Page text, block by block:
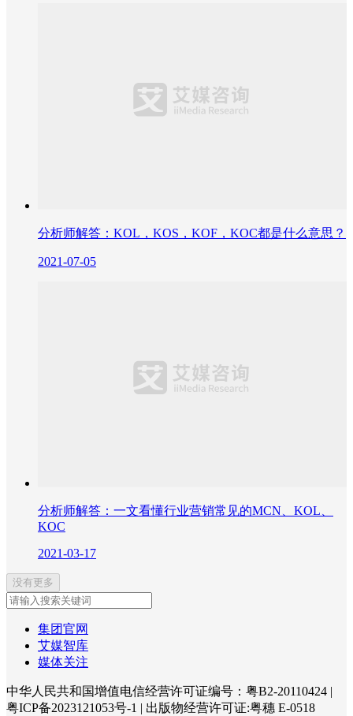
分析师解答：KOL，KOS，KOF，KOC都是什么意思？
2021-07-05
分析师解答：一文看懂行业营销常见的MCN、KOL、
KOC
2021-03-17
没有更多
集团官网
艾媒智库
媒体关注
中华人民共和国增值电信经营许可证编号：粤B2-20110424 |
粤ICP备2023121053号-1 | 出版物经营许可证:粤穗 E-0518